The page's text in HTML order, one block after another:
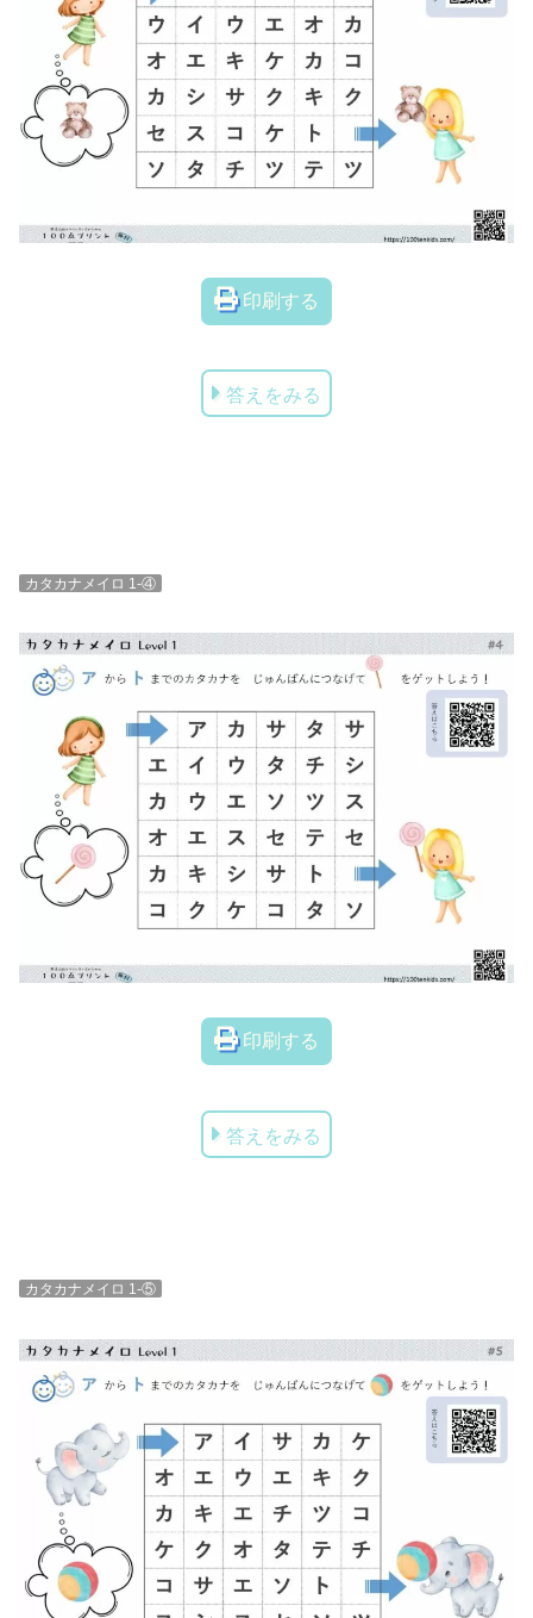
印刷する
答えをみる
カタカナメイロ 1-④
印刷する
答えをみる
カタカナメイロ 1-⑤